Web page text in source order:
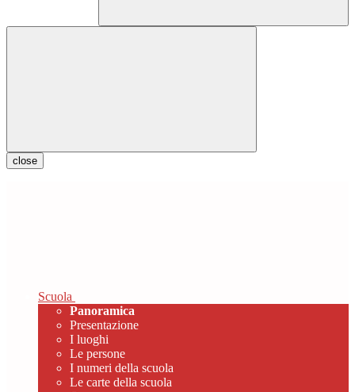
close
Scuola
Panoramica
Presentazione
I luoghi
Le persone
I numeri della scuola
Le carte della scuola